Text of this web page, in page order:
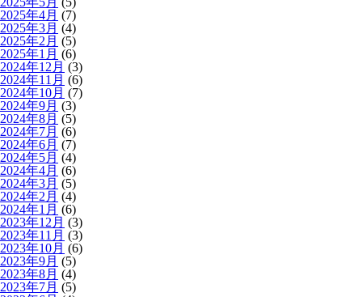
2025年4月 (7)
2025年3月 (4)
2025年2月 (5)
2025年1月 (6)
2024年12月 (3)
2024年11月 (6)
2024年10月 (7)
2024年9月 (3)
2024年8月 (5)
2024年7月 (6)
2024年6月 (7)
2024年5月 (4)
2024年4月 (6)
2024年3月 (5)
2024年2月 (4)
2024年1月 (6)
2023年12月 (3)
2023年11月 (3)
2023年10月 (6)
2023年9月 (5)
2023年8月 (4)
2023年7月 (5)